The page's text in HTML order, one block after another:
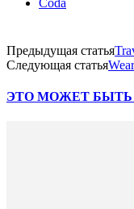
Предыдущая статья
Следующая статья
ЭТО МОЖЕТ БЫТЬ